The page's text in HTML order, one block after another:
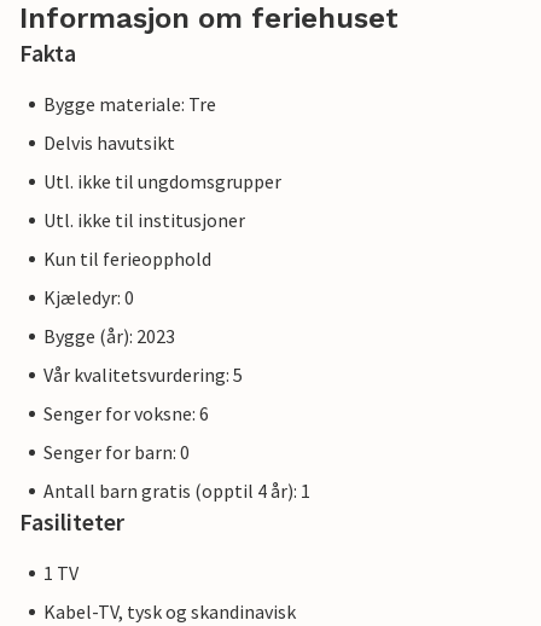
Informasjon om feriehuset
Fakta
Bygge materiale: Tre
Delvis havutsikt
Utl. ikke til ungdomsgrupper
Utl. ikke til institusjoner
Kun til ferieopphold
Kjæledyr: 0
Bygge (år): 2023
Vår kvalitetsvurdering: 5
Senger for voksne: 6
Senger for barn: 0
Antall barn gratis (opptil 4 år): 1
Fasiliteter
1 TV
Kabel-TV, tysk og skandinavisk